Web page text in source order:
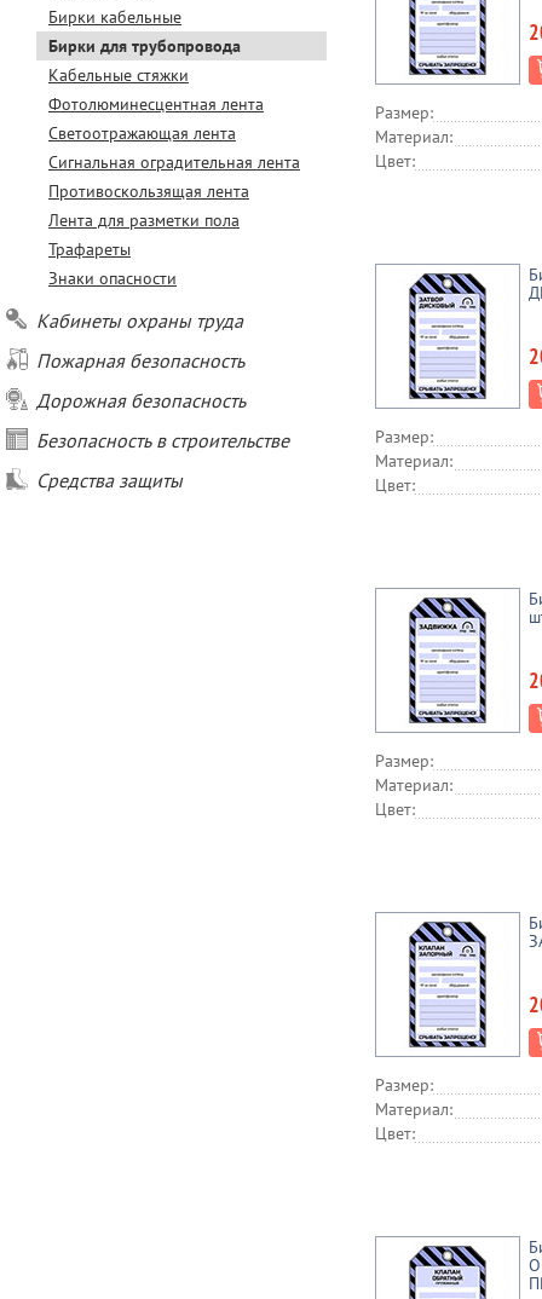
Бирки кабельные
Бирки для трубопровода
Кабельные стяжки
Фотолюминесцентная лента
Светоотражающая лента
Сигнальная оградительная лента
Противоскользящая лента
Лента для разметки пола
Трафареты
Знаки опасности
Кабинеты охраны труда
Пожарная безопасность
Дорожная безопасность
Безопасность в строительстве
Средства защиты
Размер:
Материал:
Цвет:
Размер:
Материал:
Цвет:
Размер:
Материал:
Цвет:
Размер:
Материал:
Цвет: